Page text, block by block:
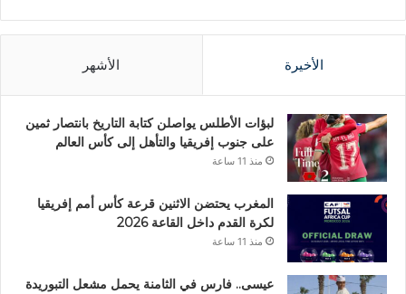
الأخيرة الأشهر
لبؤات الأطلس يواصلن كتابة التاريخ بانتصار ثمين
على جنوب إفريقيا والتأهل إلى كأس العالم
منذ 11 ساعة
المغرب يحتضن الاثنين قرعة كأس أمم إفريقيا
لكرة القدم داخل القاعة 2026
منذ 11 ساعة
عيسى.. فارس في الثامنة يحمل مشعل التبوريدة